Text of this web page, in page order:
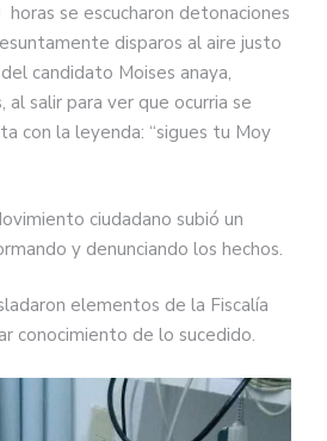
se escucharon detonaciones
disparos al aire justo
candidato Moises anaya,
salir para ver que ocurria se
con la leyenda: “sigues tu Moy
ciudadano subió un
y denunciando los hechos.
elementos de la Fiscalía
conocimiento de lo sucedido.